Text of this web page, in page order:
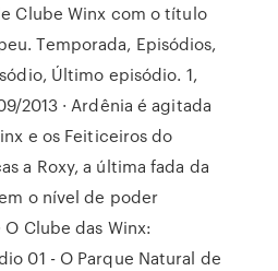
Clube Winx com o título
Temporada, Episódios,
Último episódio. 1,
2013 · Ardênia é agitada
e os Feiticeiros do
a Roxy, a última fada da
o nível de poder
O Clube das Winx:
01 - O Parque Natural de